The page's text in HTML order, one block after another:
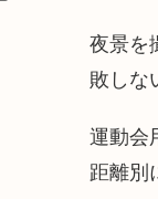
夜景を
敗しな
運動会
距離別